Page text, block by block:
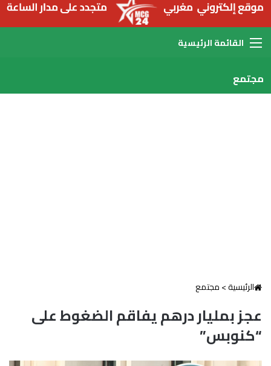
القائمة
مجتمع
الرئيسية>مجتمع
عجز بمليار درهم يفاقم الضغوط على
“كنوبس”